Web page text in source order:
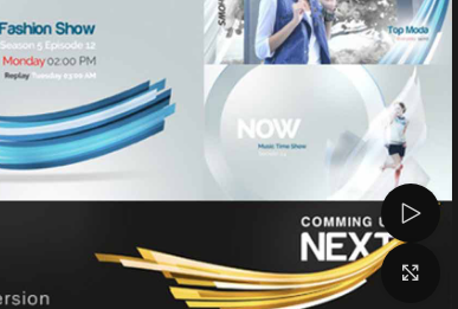
تماشای ویدئو
بزرگنمایی تصویر